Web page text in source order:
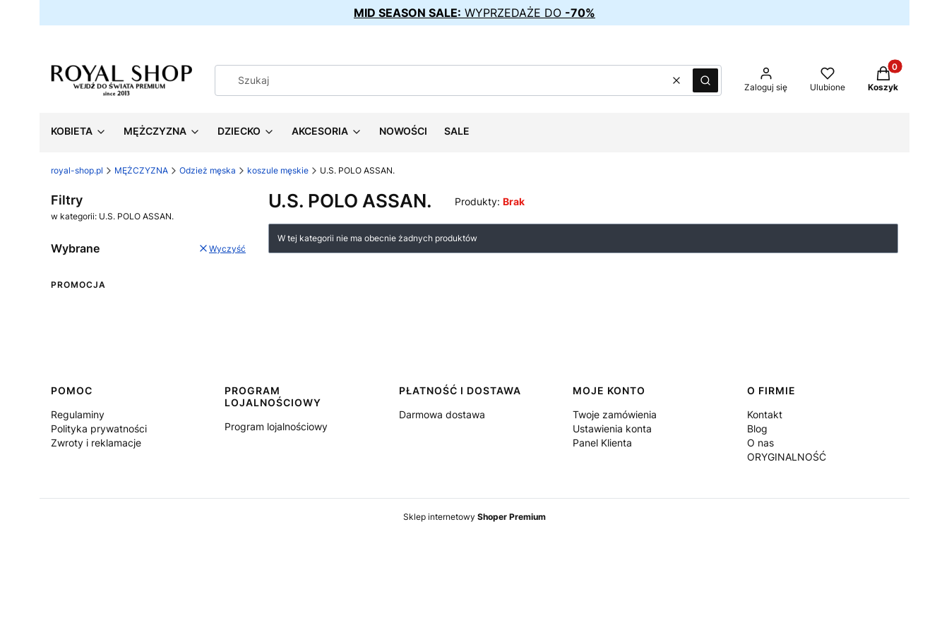
MID SEASON SALE: WYPRZEDAŻE DO -70%
WyczyśćSzukaj Zaloguj się Ulubione
Produkty w
Koszyk
KOBIETA MĘŻCZYZNA DZIECKO AKCESORIA NOWOŚCI SALE
royal-shop.pl MĘŻCZYZNA Odzież męska koszule męskie U.S. POLO ASSAN.
Filtry
w kategorii: U.S. POLO ASSAN.
Wybrane Wyczyść
PROMOCJA
U.S. POLO ASSAN. Produkty: Brak
Lista produktów
W tej kategorii nie ma obecnie żadnych produktów
Linki w stopce
POMOC
Regulaminy
Polityka prywatności
Zwroty i reklamacje
PROGRAM
LOJALNOŚCIOWY
Program lojalnościowy
PŁATNOŚĆ I DOSTAWA
Darmowa dostawa
MOJE KONTO
Twoje zamówienia
Ustawienia konta
Panel Klienta
O FIRMIE
Kontakt
Blog
O nas
ORYGINALNOŚĆ
Sklep internetowy Shoper Premium